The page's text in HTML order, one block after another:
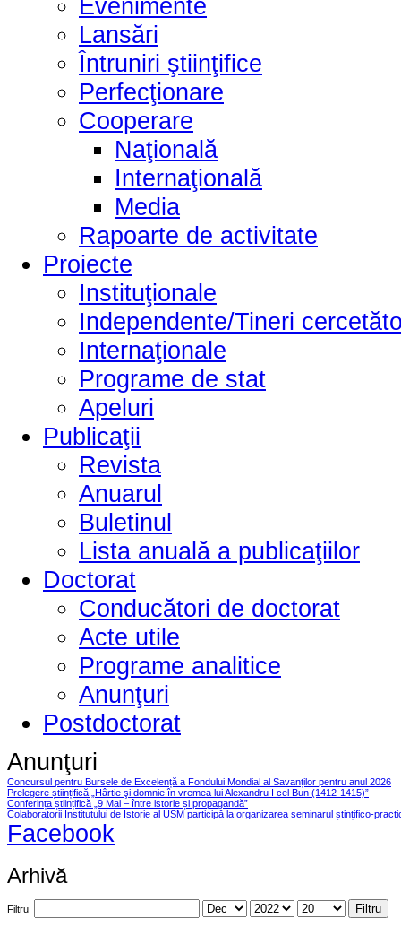
Evenimente
Lansări
Întruniri ştiinţifice
Perfecţionare
Cooperare
Naţională
Internaţională
Media
Rapoarte de activitate
Proiecte
Instituţionale
Independente/Tineri
Internaţionale
Programe de stat
Apeluri
Publicaţii
Revista
Anuarul
Buletinul
Lista anuală a publicaţiilor
Doctorat
Conducători de doctorat
Acte utile
Programe analitice
Anunţuri
Postdoctorat
Anunţuri
Concursul pentru Bursele de Excelență a Fondului Mondial al Savanților pentru anul 2026
Prelegere științifică „Hârtie şi domnie în vremea lui Alexandru I cel Bun (1412-1415)”
Conferința științifică „9 Mai – între istorie și propagandă”
Colaboratorii Institutului de Istorie al USM participă la organizarea seminarul ștințifico-
Facebook
Arhivă
Filtru Filtru